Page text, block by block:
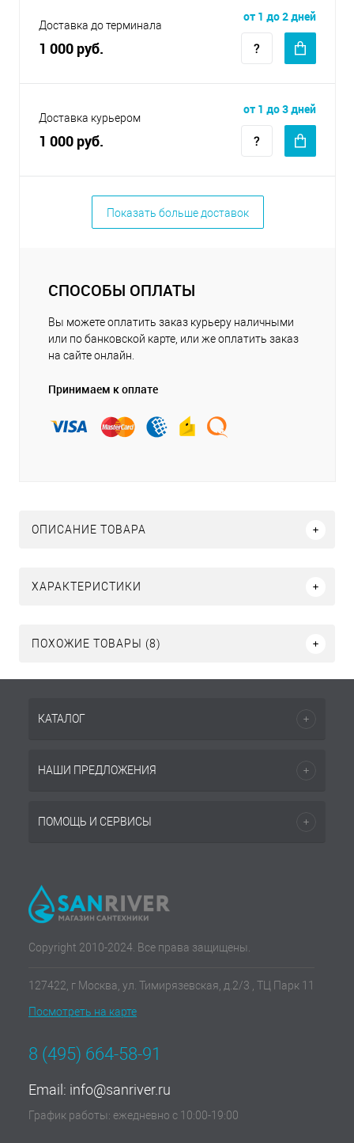
Доставка до терминала
1 000 руб.
от 1 до 2 дней
Доставка курьером
1 000 руб.
от 1 до 3 дней
Показать больше доставок
СПОСОБЫ ОПЛАТЫ
Вы можете оплатить заказ курьеру наличными
или по банковской карте, или же оплатить заказ
на сайте онлайн.
Принимаем к оплате
ОПИСАНИЕ ТОВАРА
ХАРАКТЕРИСТИКИ
ПОХОЖИЕ ТОВАРЫ (8)
КАТАЛОГ
НАШИ ПРЕДЛОЖЕНИЯ
ПОМОЩЬ И СЕРВИСЫ
Copyright 2010-2024. Все права защищены.
127422, г Москва, ул. Тимирязевская, д.2/3 , ТЦ Парк 11
Посмотреть на карте
8 (495) 664-58-91
Email: info@sanriver.ru
График работы: ежедневно с 10:00-19:00